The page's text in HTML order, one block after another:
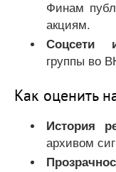
Финам
акциям.
Соцсети
группы во
Как оценить
История
архивом